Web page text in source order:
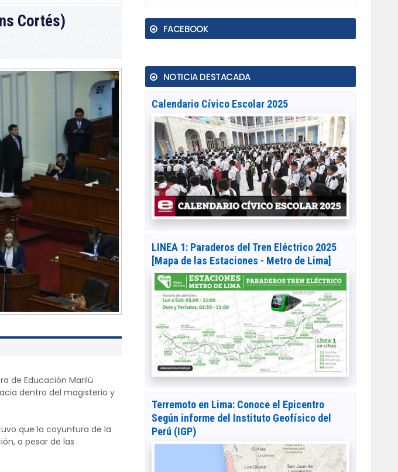
Cortés)
de Educación Marilú
dentro del magisterio y
que la coyuntura de la
a pesar de las
FACEBOOK
NOTICIA DESTACADA
Calendario Cívico Escolar 2025
LINEA 1: Paraderos del Tren Eléctrico 2025
[Mapa de las Estaciones - Metro de Lima]
Terremoto en Lima: Conoce el Epicentro
Según informe del Instituto Geofísico del
Perú (IGP)